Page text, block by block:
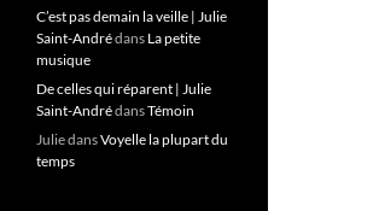
C’est pas demain la veille | Julie
Saint-Andrédans La petite
musique
De celles qui réparent | Julie
Saint-AndrédansTémoin
JuliedansVoyelle la plupart du
temps